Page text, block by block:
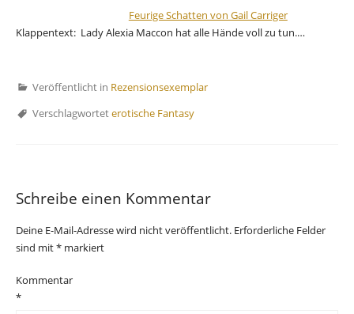
Feurige Schatten von Gail Carriger
Klappentext: Lady Alexia Maccon hat alle Hände voll zu tun.…
Veröffentlicht in Rezensionsexemplar
Verschlagworteterotische Fantasy
Schreibe einen Kommentar
Deine E-Mail-Adresse wird nicht veröffentlicht. Erforderliche Felder
sind mit* markiert
Kommentar
*